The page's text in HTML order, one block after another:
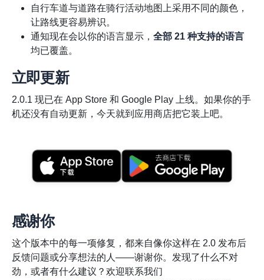
自行车道与道路在骑行活动地图上采用不同的颜色，
让路线更容易辨识。
通知现在会以你的语言显示， 全部 21 种支持的语言
均已覆盖。
立即更新
2.0.1 现已在 App Store 和 Google Play 上线。如果你的手
机还没有自动更新，今天就到应用商店把它装上吧。
感谢你
这个版本中的每一项修复，都来自像你这样在 2.0 发布后
反馈问题或分享想法的人——谢谢你。发现了什么不对
劲，或者有什么建议？欢迎联系我们